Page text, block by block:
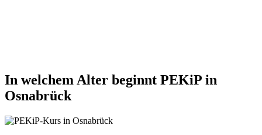
In welchem Alter beginnt PEKiP in
Osnabrück